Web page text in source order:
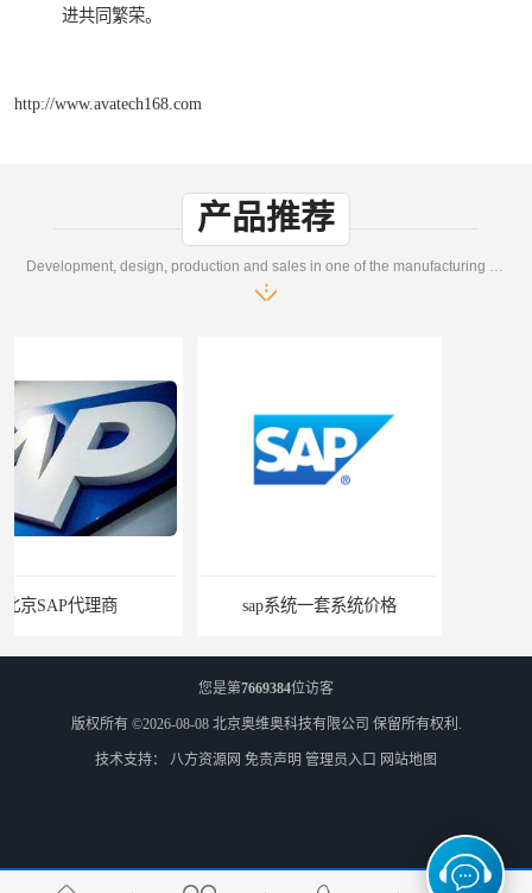
进共同繁荣。
http://www.avatech168.com
产品推荐
Development, design, production and sales in one of the manufacturing enterprises
sap系统一套系统价格 sap系统售价
您是第7669384位访客
版权所有 ©2026-08-08 北京奥维奥科技有限公司 保留所有权利.
技术支持： 八方资源网 免责声明 管理员入口 网站地图